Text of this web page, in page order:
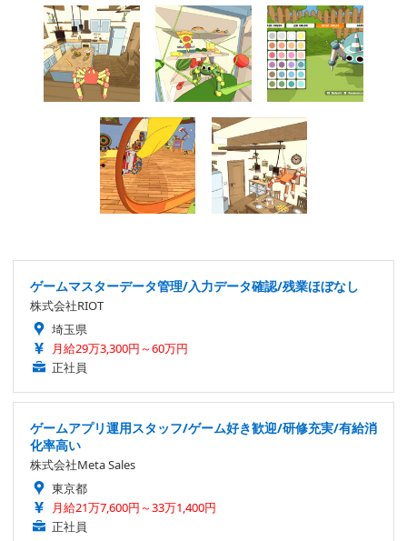
ゲームマスターデータ管理/入力データ確認/残業ほぼなし
株式会社RIOT
埼玉県
月給29万3,300円～60万円
正社員
ゲームアプリ運用スタッフ/ゲーム好き歓迎/研修充実/有給消
化率高い
株式会社Meta Sales
東京都
月給21万7,600円～33万1,400円
正社員